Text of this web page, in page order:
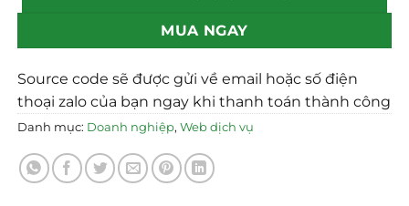
MUA NGAY
Source code sẽ được gửi về email hoặc số điện
thoại zalo của bạn ngay khi thanh toán thành công
Danh mục: Doanh nghiệp,Web dịch vụ